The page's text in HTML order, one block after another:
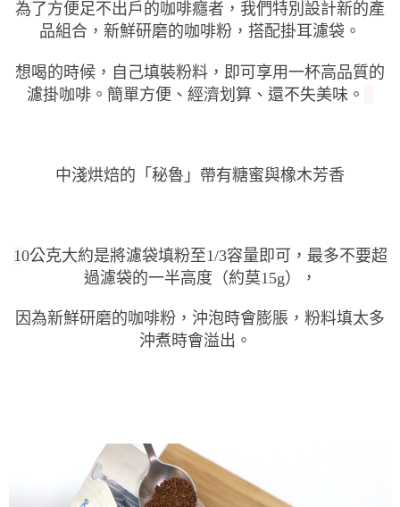
付款後7-11取貨
每筆NT$100，滿NT$699(含以上)免運費
宅配
每筆NT$100，滿NT$699(含以上)免運費
為了方便足不出戶的咖啡癮者，我們特別設計新的產
品組合，新鮮研磨的咖啡粉，搭配掛耳濾袋。
想喝的時候，自己填裝粉料，即可享用一杯高品質的
濾掛咖啡。簡單方便、經濟划算、還不失美味。
中淺烘焙的「秘魯 」帶有糖蜜與橡木芳香
10公克大約是將濾袋填粉至1/3容量即可，最多不要超
過濾袋的一半高度（約莫15g），
因為新鮮研磨的咖啡粉，沖泡時會膨脹，粉料填太多
沖煮時會溢出。